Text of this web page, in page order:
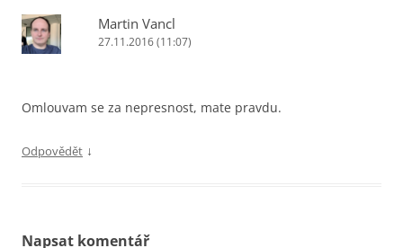
Martin Vancl
27.11.2016 (11:07)
Omlouvam se za nepresnost, mate pravdu.
Odpovědět ↓
Napsat komentář